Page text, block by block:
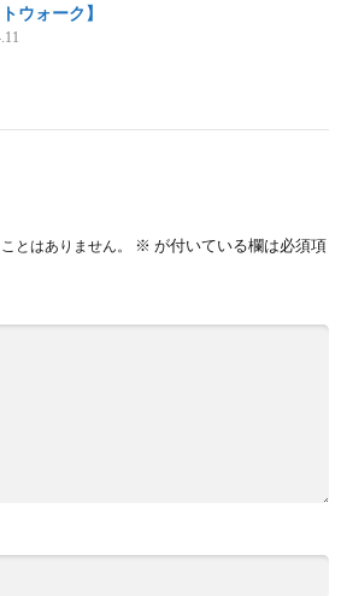
ウォーク】
とはありません。 ※ が付いている欄は必須項